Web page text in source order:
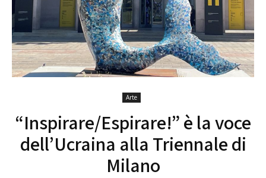
Arte
“Inspirare/Espirare!” è la voce
dell’Ucraina alla Triennale di
Milano